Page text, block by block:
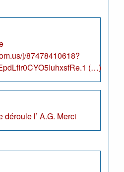
j/87478410618?
(…)
l’ A.G. Merci